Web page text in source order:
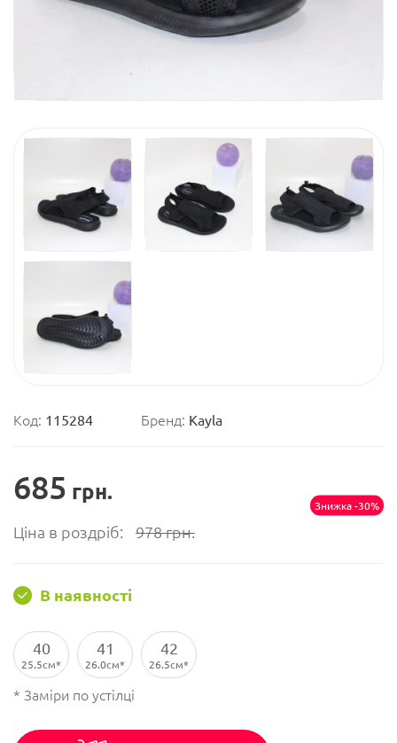
Код: 115284 Бренд: Kayla
685 грн.
Ціна в роздріб: 978грн.
Знижка -30%
В наявності
40
25.5см
41
26.0см
42
26.5см
* Заміри по устілці